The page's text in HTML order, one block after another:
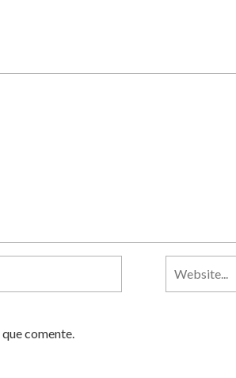
comente.